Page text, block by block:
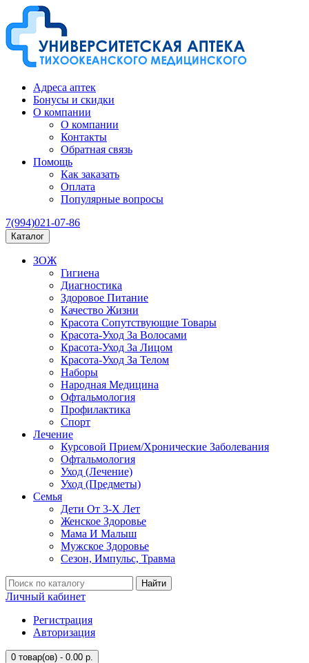
Адреса аптек
Бонусы и скидки
О компании
О компании
Контакты
Обратная связь
Помощь
Как заказать
Оплата
Популярные вопросы
7(994)021-07-86
Каталог
ЗОЖ
Гигиена
Диагностика
Здоровое Питание
Качество Жизни
Красота Сопутствующие Товары
Красота-Уход За Волосами
Красота-Уход За Лицом
Красота-Уход За Телом
Наборы
Народная Медицина
Офтальмология
Профилактика
Спорт
Лечение
Курсовой Прием/Хронические Заболевания
Офтальмология
Уход (Лечение)
Уход (Предметы)
Семья
Дети От 3-Х Лет
Женское Здоровье
Мама И Малыш
Мужское Здоровье
Сезон, Импульс, Травма
Найти
Личный кабинет
Регистрация
Авторизация
0 товар(ов) - 0.00 р.